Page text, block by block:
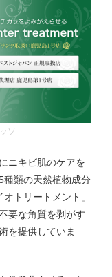
ソ
ニキビ肌のケアを
種類の天然植物成分
トリートメント」
要な角質を剥がす
を提供していま